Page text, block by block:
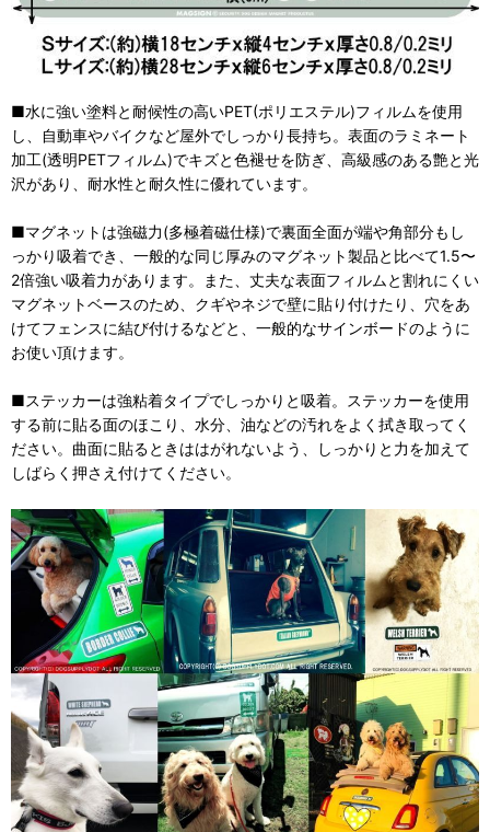
■水に強い塗料と耐候性の高いPET(ポリエステル)フィルムを使用
し、自動車やバイクなど屋外でしっかり長持ち。表面のラミネート
加工(透明PETフィルム)でキズと色褪せを防ぎ、高級感のある艶と光
沢があり、耐水性と耐久性に優れています。
■マグネットは強磁力(多極着磁仕様)で裏面全面が端や角部分もし
っかり吸着でき、一般的な同じ厚みのマグネット製品と比べて1.5〜
2倍強い吸着力があります。また、丈夫な表面フィルムと割れにくい
マグネットベースのため、クギやネジで壁に貼り付けたり、穴をあ
けてフェンスに結び付けるなどと、一般的なサインボードのように
お使い頂けます。
■ステッカーは強粘着タイプでしっかりと吸着。ステッカーを使用
する前に貼る面のほこり、水分、油などの汚れをよく拭き取ってく
ださい。曲面に貼るときははがれないよう、しっかりと力を加えて
しばらく押さえ付けてください。